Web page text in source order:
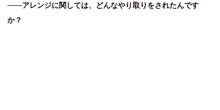
――アレンジに関しては、どんなやり取りをされたんです
か？